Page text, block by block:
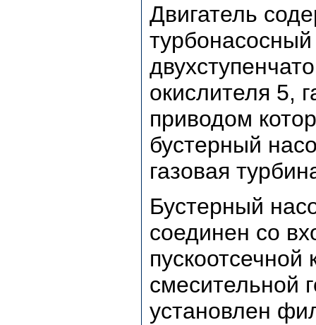
Двигатель
окислителя 5,
приводом
бустерный
газовая
Бустерный
соединен со
смесительной
установлен